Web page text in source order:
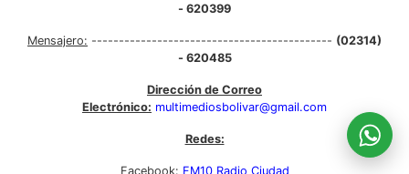
- 620399
Mensajero: -------------------------------------------- (02314)
- 620485
Dirección de Correo
Electrónico: multimediosbolivar@gmail.com
Redes:
Facebook: FM10 Radio Ciudad